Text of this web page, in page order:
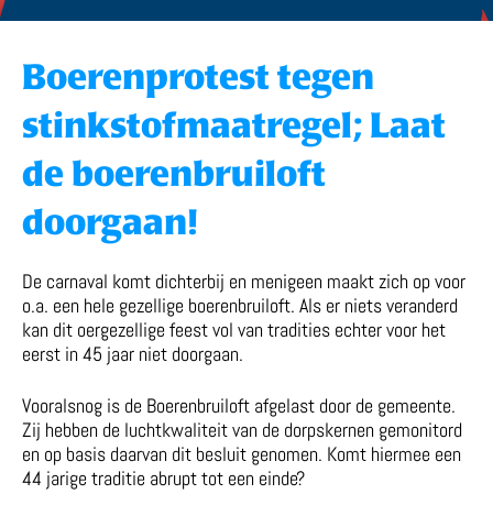
Boerenprotest tegen
stinkstofmaatregel; Laat
de boerenbruiloft
doorgaan!
De carnaval komt dichterbij en menigeen maakt zich op voor
o.a. een hele gezellige boerenbruiloft. Als er niets veranderd
kan dit oergezellige feest vol van tradities echter voor het
eerst in 45 jaar niet doorgaan.
Vooralsnog is de Boerenbruiloft afgelast door de gemeente.
Zij hebben de luchtkwaliteit van de dorpskernen gemonitord
en op basis daarvan dit besluit genomen. Komt hiermee een
44 jarige traditie abrupt tot een einde?